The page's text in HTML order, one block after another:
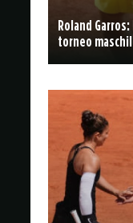
Roland
torneo